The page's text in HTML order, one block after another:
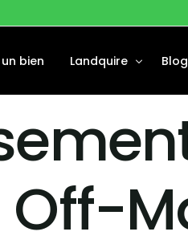
bien Landquire
À Propos